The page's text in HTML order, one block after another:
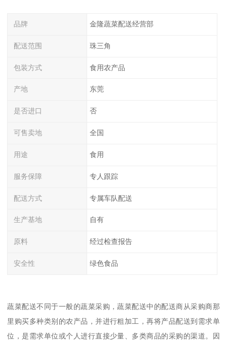
品牌 金隆蔬菜配送经营部
配送范围 珠三角
包装方式 食用农产品
产地 东莞
是否进口 否
可售卖地 全国
用途 食用
服务保障 专人跟踪
配送方式 专属车队配送
生产基地 自有
原料 经过检查报告
安全性 绿色食品
蔬菜配送不同于一般的蔬菜采购，蔬菜配送中的配送商从采购商那
里购买多种类别的农产品，并进行粗加工，再将产品配送到需求单
位，是需求单位或个人进行直接少量、多类商品的采购的渠道。因